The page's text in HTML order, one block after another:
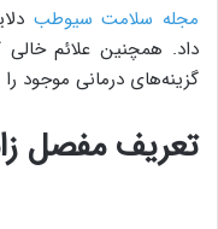
مجله سلامت سیوطب
داد. همچنین علائم
گزینه‌های درمانی موجود
تعریف مفصل